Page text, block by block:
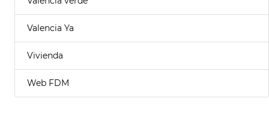
Valencia Ya
Vivienda
Web FDM